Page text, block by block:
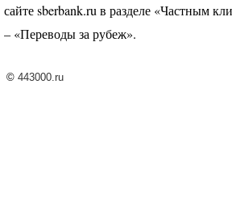
сайте sberbank.ru в разделе «Частным
– «Переводы за рубеж».
© 443000.ru